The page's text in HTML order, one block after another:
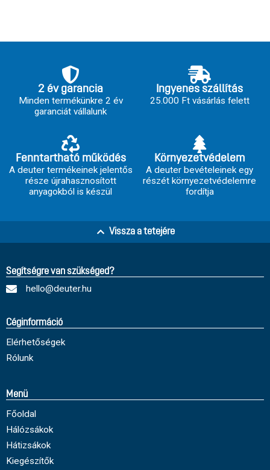
2 év garancia
Minden termékünkre 2 év
garanciát vállalunk
Ingyenes szállítás
25.000 Ft vásárlás felett
Fenntartható működés
A deuter termékeinek jelentős
része újrahasznosított
anyagokból is készül
Környezetvédelem
A deuter bevételeinek egy
részét környezetvédelemre
fordítja
Vissza a tetejére
Segítségre van szükséged?
hello@deuter.hu
Céginformáció
Elérhetőségek
Rólunk
Menü
Főoldal
Hálózsákok
Hátizsákok
Kiegészítők